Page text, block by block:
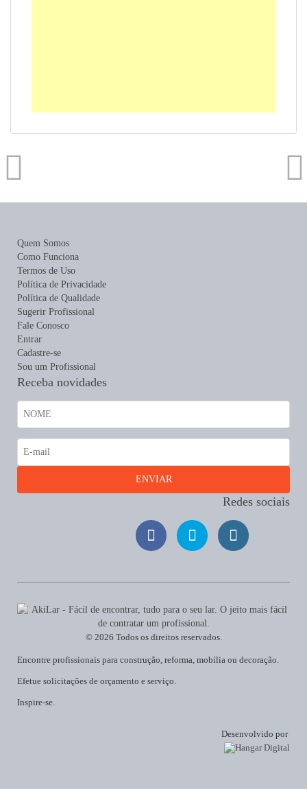
Quem Somos
Como Funciona
Termos de Uso
Política de Privacidade
Política de Qualidade
Sugerir Profissional
Fale Conosco
Entrar
Cadastre-se
Sou um Profissional
Receba novidades
Redes sociais
Encontre profissionais para construção, reforma, mobília ou decoração.
Efetue solicitações de orçamento e serviço.
Inspire-se.
© 2026 Todos os direitos reservados.
Desenvolvido por